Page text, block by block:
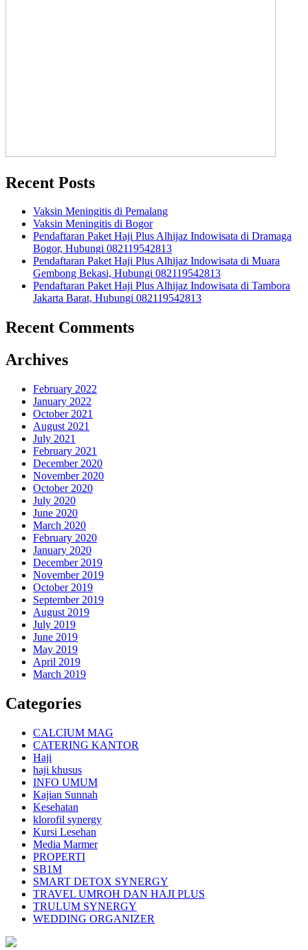
Recent Posts
Vaksin Meningitis di Pemalang
Vaksin Meningitis di Bogor
Pendaftaran Paket Haji Plus Alhijaz Indowisata di Dramaga
Bogor, Hubungi 082119542813
Pendaftaran Paket Haji Plus Alhijaz Indowisata di Muara
Gembong Bekasi, Hubungi 082119542813
Pendaftaran Paket Haji Plus Alhijaz Indowisata di Tambora
Jakarta Barat, Hubungi 082119542813
Recent Comments
Archives
February 2022
January 2022
October 2021
August 2021
July 2021
February 2021
December 2020
November 2020
October 2020
July 2020
June 2020
March 2020
February 2020
January 2020
December 2019
November 2019
October 2019
September 2019
August 2019
July 2019
June 2019
May 2019
April 2019
March 2019
Categories
CALCIUM MAG
CATERING KANTOR
Haji
haji khusus
INFO UMUM
Kajian Sunnah
Kesehatan
klorofil synergy
Kursi Lesehan
Media Marmer
PROPERTI
SB1M
SMART DETOX SYNERGY
TRAVEL UMROH DAN HAJI PLUS
TRULUM SYNERGY
WEDDING ORGANIZER